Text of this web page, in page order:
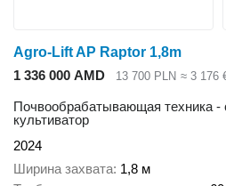
Agro-Lift AP Raptor 1,8m
1 336 000 AMD
13 700 PLN ≈ 3 176
Почвообрабатывающая техника -
культиватор
2024
Ширина захвата 1,8 м